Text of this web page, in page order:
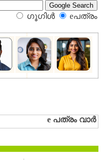
ഗൂഗിള്‍ eപത്രം‍